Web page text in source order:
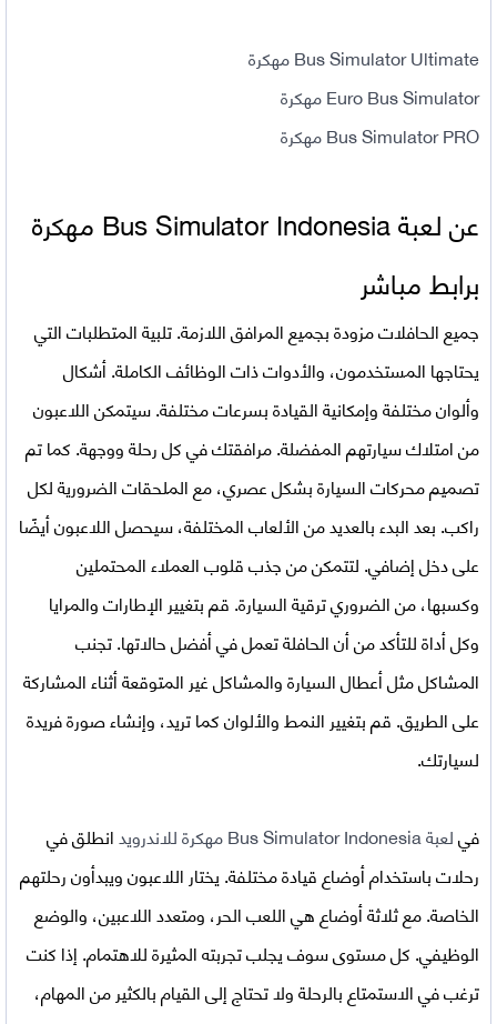
Bus Simulator Ultimate مهكرة
Euro Bus Simulator مهكرة
Bus Simulator PRO مهكرة
عن لعبة
Bus Simulator Indonesia مهكرة
برابط مباشر
جميع الحافلات مزودة بجميع المرافق اللازمة. تلبية المتطلبات التي
يحتاجها المستخدمون، والأدوات ذات الوظائف الكاملة. أشكال
وألوان مختلفة وإمكانية القيادة بسرعات مختلفة. سيتمكن اللاعبون
من امتلاك سيارتهم المفضلة. مرافقتك في كل رحلة ووجهة. كما تم
تصميم محركات السيارة بشكل عصري، مع الملحقات الضرورية لكل
راكب. بعد البدء بالعديد من الألعاب المختلفة، سيحصل اللاعبون أيضًا
على دخل إضافي. لتتمكن من جذب قلوب العملاء المحتملين
وكسبها، من الضروري ترقية السيارة. قم بتغيير الإطارات والمرايا
وكل أداة للتأكد من أن الحافلة تعمل في أفضل حالاتها. تجنب
المشاكل مثل أعطال السيارة والمشاكل غير المتوقعة أثناء المشاركة
على الطريق. قم بتغيير النمط والألوان كما تريد، وإنشاء صورة فريدة
لسيارتك.
فيلعبة Bus Simulator Indonesia مهكرة للاندرويد
انطلق في
رحلات باستخدام أوضاع قيادة مختلفة. يختار اللاعبون ويبدأون رحلتهم
الخاصة. مع ثلاثة أوضاع هي اللعب الحر، ومتعدد اللاعبين، والوضع
الوظيفي. كل مستوى سوف يجلب تجربته المثيرة للاهتمام. إذا كنت
ترغب في الاستمتاع بالرحلة ولا تحتاج إلى القيام بالكثير من المهام،